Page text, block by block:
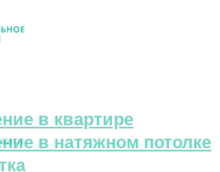
в квартире
в натяжном потолке